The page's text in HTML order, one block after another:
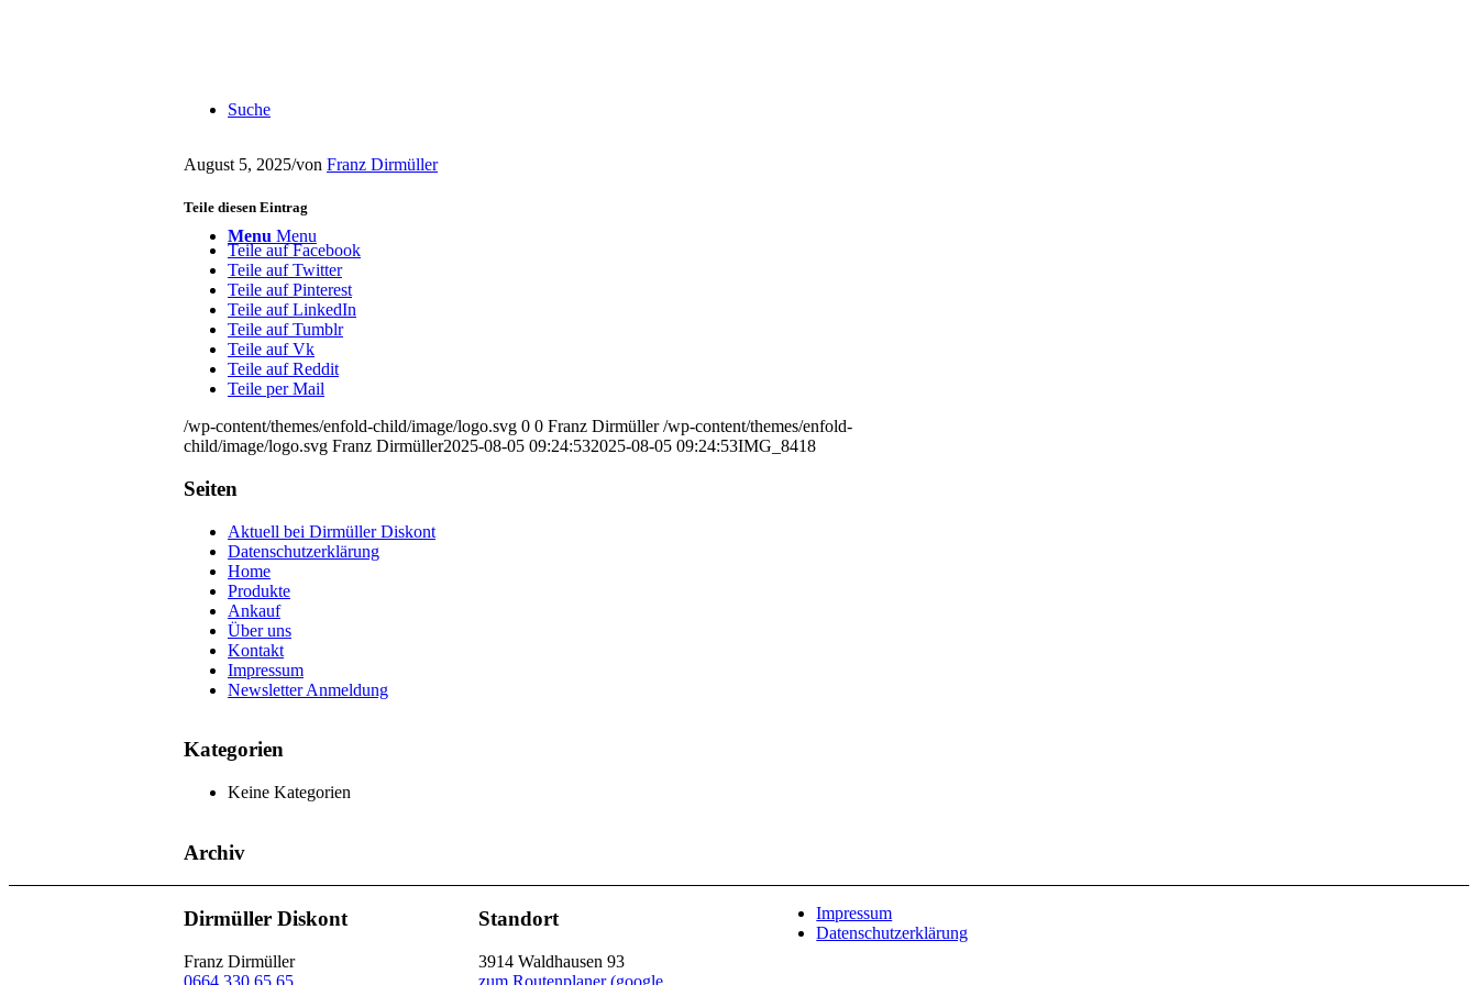
Suche
Menu Menu
August 5, 2025/von Franz Dirmüller
Teile diesen Eintrag
Teile auf Facebook
Teile auf Twitter
Teile auf Pinterest
Teile auf LinkedIn
Teile auf Tumblr
Teile auf Vk
Teile auf Reddit
Teile per Mail
/wp-content/themes/enfold-child/image/logo.svg 0 0 Franz Dirmüller /wp-content/themes/enfold-
child/image/logo.svg Franz Dirmüller2025-08-05 09:24:532025-08-05 09:24:53IMG_8418
Seiten
Aktuell bei Dirmüller Diskont
Datenschutzerklärung
Home
Produkte
Ankauf
Über uns
Kontakt
Impressum
Newsletter Anmeldung
Kategorien
Keine Kategorien
Archiv
Dirmüller Diskont
Franz Dirmüller
0664 330 65 65
Standort
3914 Waldhausen 93
zum Routenplaner (google
Impressum
Datenschutzerklärung